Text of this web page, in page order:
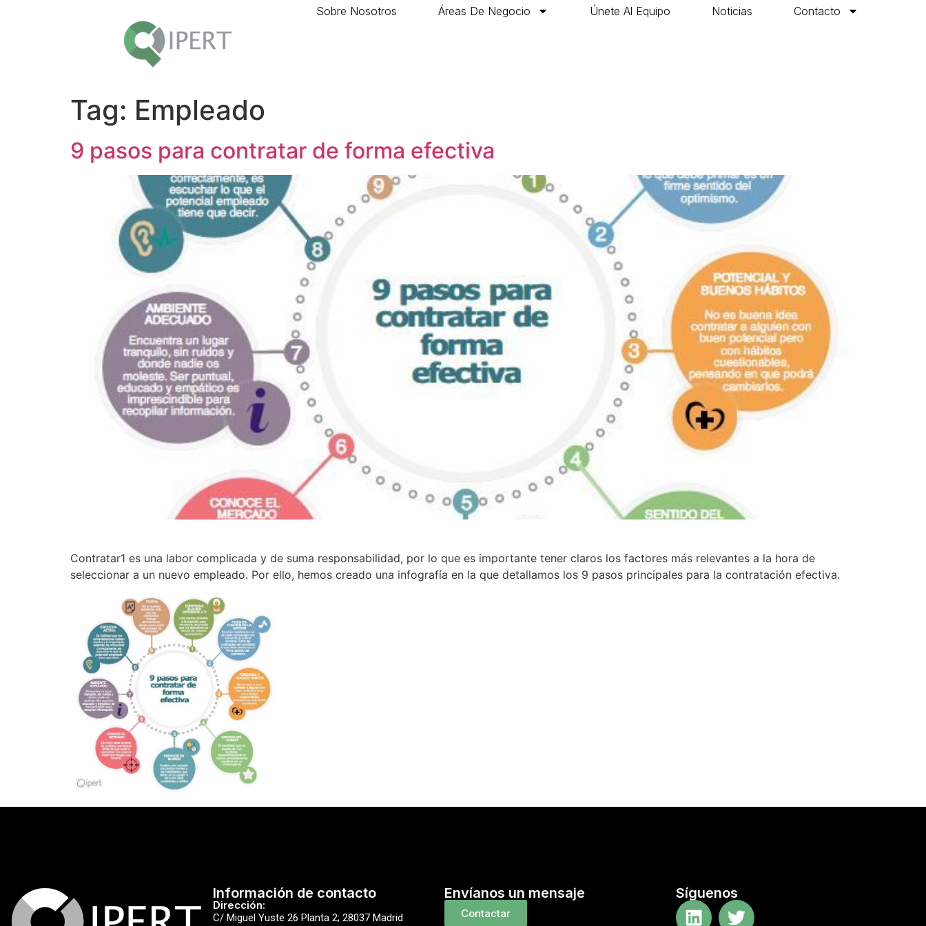
Sobre Nosotros Áreas De Negocio Únete Al Equipo Noticias Contacto
Tag: Empleado
9 pasos para contratar de forma efectiva
Contratar1 es una labor complicada y de suma responsabilidad, por lo que es importante tener claros los factores más relevantes a la hora de
seleccionar a un nuevo empleado. Por ello, hemos creado una infografía en la que detallamos los 9 pasos principales para la contratación efectiva.
Información de contacto
Dirección:
C/ Miguel Yuste 26 Planta 2; 28037 Madrid
Envíanos un mensaje
Contactar
Síguenos